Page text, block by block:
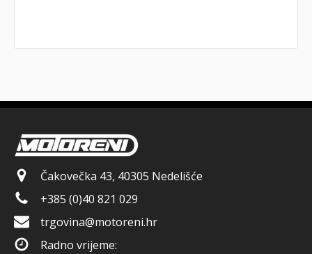
Čakovečka 43, 40305 Nedelišće
+385 (0)40 821 029
trgovina@motoreni.hr
Radno vrijeme: